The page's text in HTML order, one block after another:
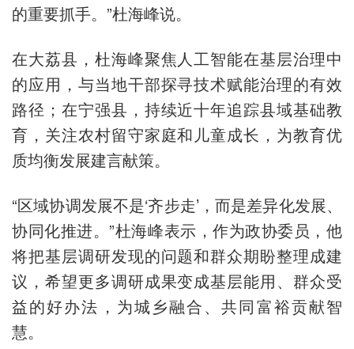
的重要抓手。”杜海峰说。
在大荔县，杜海峰聚焦人工智能在基层治理中
的应用，与当地干部探寻技术赋能治理的有效
路径；在宁强县，持续近十年追踪县域基础教
育，关注农村留守家庭和儿童成长，为教育优
质均衡发展建言献策。
“区域协调发展不是‘齐步走’，而是差异化发展、
协同化推进。”杜海峰表示，作为政协委员，他
将把基层调研发现的问题和群众期盼整理成建
议，希望更多调研成果变成基层能用、群众受
益的好办法，为城乡融合、共同富裕贡献智
慧。